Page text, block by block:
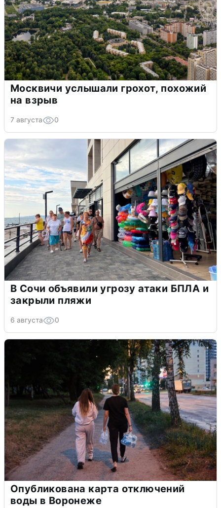
Москвичи услышали грохот, похожий
на взрыв
7 августа 0
В Сочи объявили угрозу атаки БПЛА и
закрыли пляжи
6 августа 0
Опубликована карта отключений
воды в Воронеже